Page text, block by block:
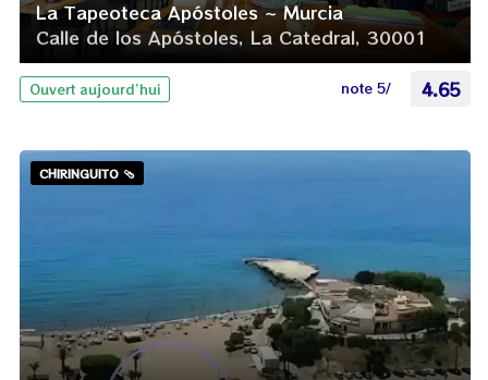
La Tapeoteca Apóstoles ~ Murcia
Calle de los Apóstoles, La Catedral, 30001
Ouvert aujourd’hui note 5/ 4.65
CHIRINGUITO 🩴